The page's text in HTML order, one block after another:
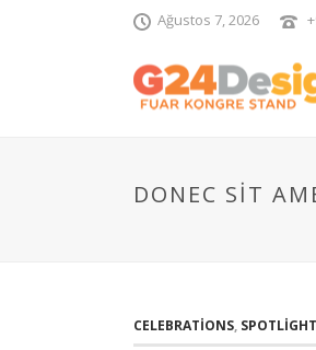
Ağustos 7, 2026
DONEC SIT
CELEBRATIONS, SPOTLIGHT